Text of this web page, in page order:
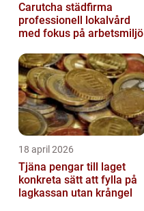
Carutcha städfirma
professionell lokalvård
med fokus på arbetsmiljö
18 april 2026
Tjäna pengar till laget
konkreta sätt att fylla på
lagkassan utan krångel